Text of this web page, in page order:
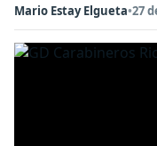
Mario Estay Elgueta•27